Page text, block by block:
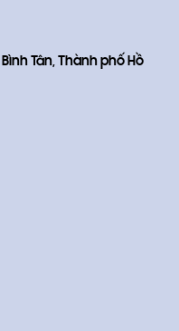
Bình Tân, Thành phố Hồ